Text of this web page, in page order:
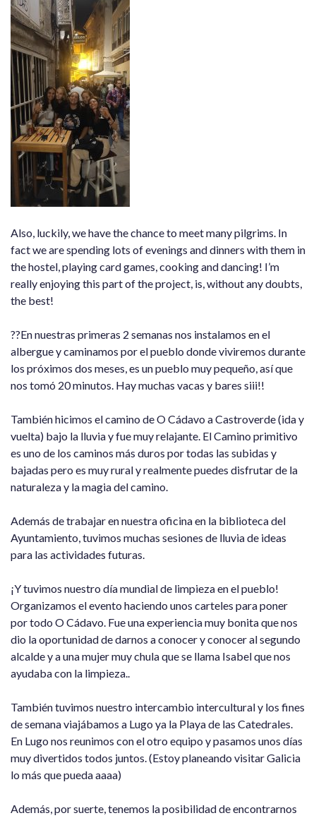
Also, luckily, we have the chance to meet many pilgrims. In
fact we are spending lots of evenings and dinners with them in
the hostel, playing card games, cooking and dancing! I’m
really enjoying this part of the project, is, without any doubts,
the best!
??En nuestras primeras 2 semanas nos instalamos en el
albergue y caminamos por el pueblo donde viviremos durante
los próximos dos meses, es un pueblo muy pequeño, así que
nos tomó 20 minutos. Hay muchas vacas y bares siii!!
También hicimos el camino de O Cádavo a Castroverde (ida y
vuelta) bajo la lluvia y fue muy relajante. El Camino primitivo
es uno de los caminos más duros por todas las subidas y
bajadas pero es muy rural y realmente puedes disfrutar de la
naturaleza y la magia del camino.
Además de trabajar en nuestra oficina en la biblioteca del
Ayuntamiento, tuvimos muchas sesiones de lluvia de ideas
para las actividades futuras.
¡Y tuvimos nuestro día mundial de limpieza en el pueblo!
Organizamos el evento haciendo unos carteles para poner
por todo O Cádavo. Fue una experiencia muy bonita que nos
dio la oportunidad de darnos a conocer y conocer al segundo
alcalde y a una mujer muy chula que se llama Isabel que nos
ayudaba con la limpieza..
También tuvimos nuestro intercambio intercultural y los fines
de semana viajábamos a Lugo ya la Playa de las Catedrales.
En Lugo nos reunimos con el otro equipo y pasamos unos días
muy divertidos todos juntos. (Estoy planeando visitar Galicia
lo más que pueda aaaa)
Además, por suerte, tenemos la posibilidad de encontrarnos